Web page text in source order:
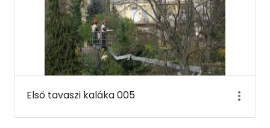
Első tavaszi kaláka 005